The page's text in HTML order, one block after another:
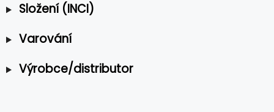
Složení (INCI)
Varování
Výrobce/distributor